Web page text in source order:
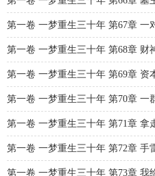
第一卷 一梦重生三十年 第67章 一
第一卷 一梦重生三十年 第68章 财
第一卷 一梦重生三十年 第69章 资
第一卷 一梦重生三十年 第70章 一
第一卷 一梦重生三十年 第71章 拿
第一卷 一梦重生三十年 第72章 手
第一卷 一梦重生三十年 第73章 我